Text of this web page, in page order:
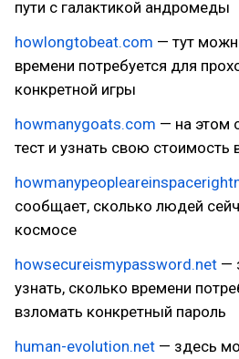
пути с галактикой андромеды
howlongtobeat.com — тут
времени потребуется для
конкретной игры
howmanygoats.com — на этом
тест и узнать свою стоимость
сообщает, сколько людей
космосе
howsecureismypassword.net —
узнать, сколько времени
взломать конкретный пароль
human-evolution.net — здесь